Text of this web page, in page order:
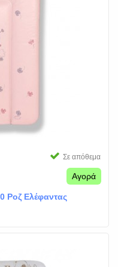
Σε απόθεμα
Αγορά
Ροζ Ελέφαντας